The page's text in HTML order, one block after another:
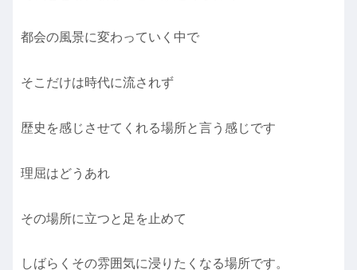
都会の風景に変わっていく中で
そこだけは時代に流されず
歴史を感じさせてくれる場所と言う感じです
理屈はどうあれ
その場所に立つと足を止めて
しばらくその雰囲気に浸りたくなる場所です。